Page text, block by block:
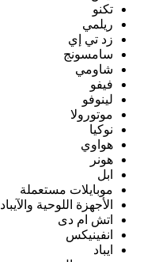
تكنو
ريلمي
زد تي إي
سامسونج
شاومي
فيفو
لينوفو
موتورولا
نوكيا
هواوي
هونر
ابل
موبايلات مستعملة
الأجهزة اللوحية والآيباد
اتش ام دى
انفينيكس
ايباد